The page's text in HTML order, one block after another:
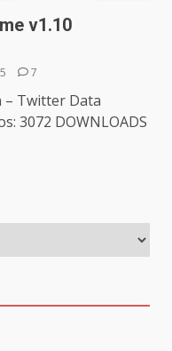
v1.10
7
– Twitter Data
3072 DOWNLOADS